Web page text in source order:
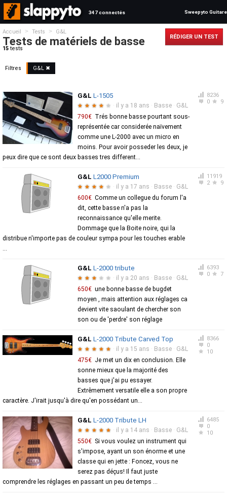
347 connectés Sweepyto Guitare
Accueil > Tests > G&L
Tests de matériels de basse
15 tests
RÉDIGER UN TEST
Filtres G&L ✖
8236
0
9
G&L L-1505
★ ★ ★ ★ ★ · il y a 18 ans · Basse · G&L
790€ Trés bonne basse pourtant sous-
représentée car considerée naïvement
comme une L-2000 avec un micro en
moins. Pour avoir posseder les deux, je
peux dire que ce sont deux basses tres different...
11919
2
9
G&L L2000 Premium
★ ★ ★ ★ ★ · il y a 17 ans · Basse · G&L
600€ Comme un collegue du forum l'a
dit, cette basse n'a pas la
reconnaissance qu'elle merite.
Dommage que la Boite noire, qui la
distribue n'importe pas de couleur sympa pour les touches erable
...
6393
0
7
G&L L-2000 tribute
★ ★ ★ ★ ★ · il y a 20 ans · Basse · G&L
650€ une bonne basse de bugdet
moyen , mais attention aux réglages ca
devient vite saoulant de chercher son
son ou de 'perdre' son réglage
8366
0
10
G&L L-2000 Tribute Carved Top
★ ★ ★ ★ ★ · il y a 15 ans · Basse · G&L
475€ Je met un dix en conclusion. Elle
sonne mieux que la majorité des
basses que j'ai pu essayer.
Extrêmement versatile elle a son propre
caractère. J'irait jusqu'à dire qu'en possédant un...
6485
0
10
G&L L-2000 Tribute LH
★ ★ ★ ★ ★ · il y a 14 ans · Basse · G&L
550€ Si vous voulez un instrument qui
s'impose, ayant un son énorme et une
classe qui en jette : Foncez, vous ne
serez pas déçus! Il faut juste
comprendre les réglages en passant un peu de temps ...